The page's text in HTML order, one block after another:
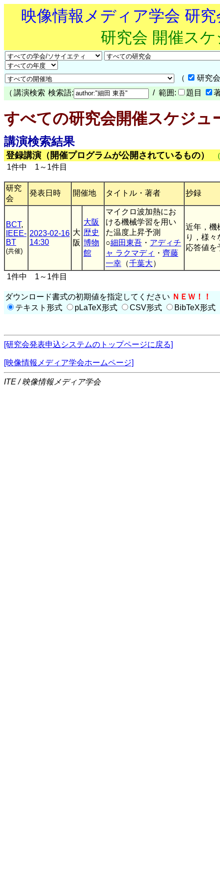
映像情報メディア学会 研
研究会 開催ス
（
研究
（ 講演検索 検索語: / 範囲: 題目
すべての研究会開催スケジュ
講演検索結果
登録講演（開催プログラムが公開されているもの）
1件中 1～1件目
研究
会
発表日時 開催地 タイトル・著者 抄録
BCT,
IEEE-
BT
(共催)
2023-02-16
14:30
大
阪
大阪
歴史
博物
館
マイクロ波加熱にお
ける機械学習を用い
た温度上昇予測
○細田東吾 ・ アディチ
ャ ラクマディ ・ 齊藤
一幸 （千葉大）
近年，機
り，様
応答値を
1件中 1～1件目
ダウンロード書式の初期値を指定してください ＮＥＷ！！
テキスト形式
pLaTeX形式 CSV形式 BibTeX形式
[研究会発表申込システムのトップページに戻る]
[映像情報メディア学会ホームページ]
ITE / 映像情報メディア学会